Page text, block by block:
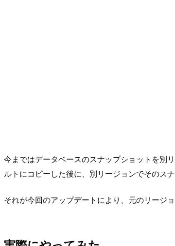
今まではデータベースのスナップショットを別
ルトにコピーした後に、別リージョンでそのス
それが今回のアップデートにより、元のリージ